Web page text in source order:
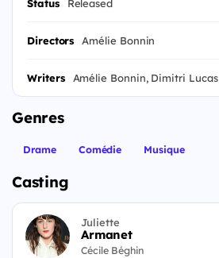
Status Released
Directors Amélie Bonnin
Writers Amélie Bonnin, Dimitri Lucas
Genres
Drame Comédie Musique
Casting
Juliette
Armanet
Cécile Béghin